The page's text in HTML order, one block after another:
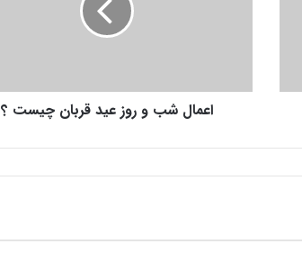
ر
ع
ب
اعمال شب و روز عید قربان چیست ؟